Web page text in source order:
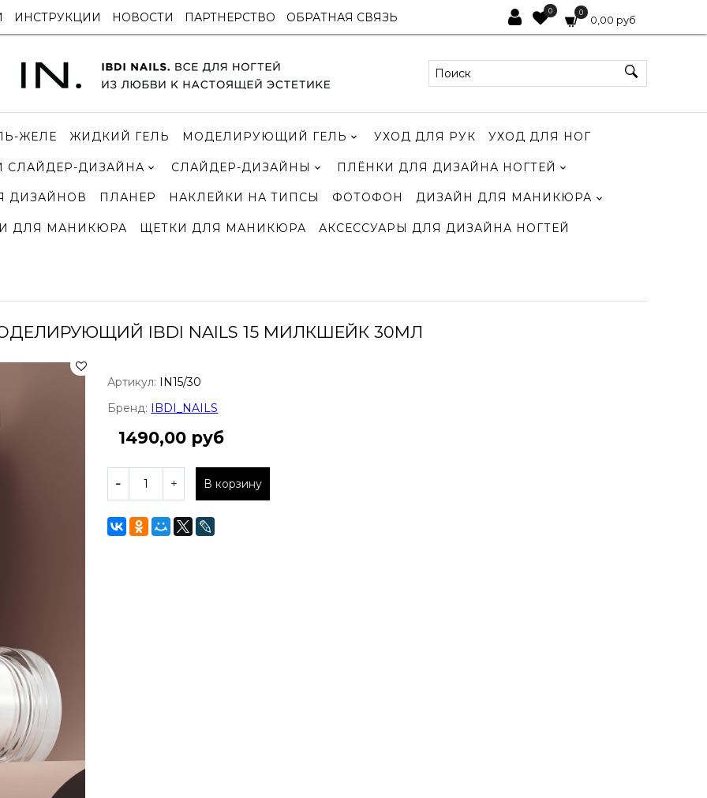
ИНСТРУКЦИИ НОВОСТИ ПАРТНЕРСТВО ОБРАТНАЯ СВЯЗЬ 0 0
0,00 руб
ЖЕЛЕ ЖИДКИЙ ГЕЛЬ МОДЕЛИРУЮЩИЙ ГЕЛЬ УХОД ДЛЯ РУК УХОД ДЛЯ НОГ
СЛАЙДЕР-ДИЗАЙНА СЛАЙДЕР-ДИЗАЙНЫ ПЛЁНКИ ДЛЯ ДИЗАЙНА НОГТЕЙ
ДИЗАЙНОВ ПЛАНЕР НАКЛЕЙКИ НА ТИПСЫ ФОТОФОН ДИЗАЙН ДЛЯ МАНИКЮРА
ДЛЯ МАНИКЮРА ЩЕТКИ ДЛЯ МАНИКЮРА АКСЕССУАРЫ ДЛЯ ДИЗАЙНА НОГТЕЙ
IBDI NAILS 15 МИЛКШЕЙК 30МЛ
Артикул: IN15/30
Бренд: IBDI_NAILS
1490,00 руб
В корзину